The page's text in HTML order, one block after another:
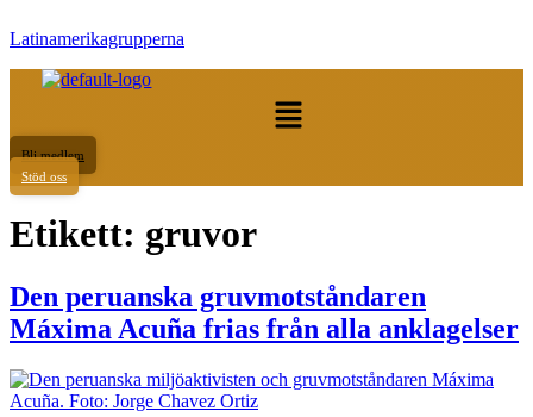
Latinamerikagrupperna
Meny
Bli medlem
Stöd oss
Etikett: gruvor
Den peruanska gruvmotståndaren
Máxima Acuña frias från alla anklagelser